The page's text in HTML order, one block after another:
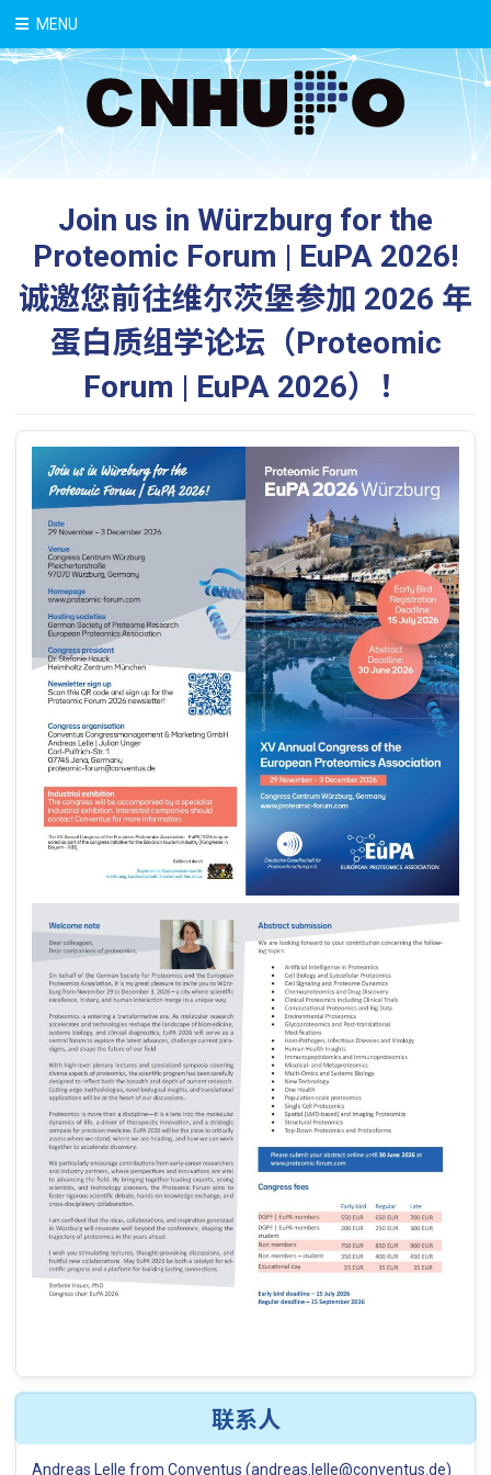
MENU
Join us in Würzburg for the
Proteomic Forum | EuPA 2026!
诚邀您前往维尔茨堡参加 2026 年
蛋白质组学论坛（Proteomic
Forum | EuPA 2026）！
联系人
Andreas Lelle from Conventus (andreas.lelle@conventus.de)